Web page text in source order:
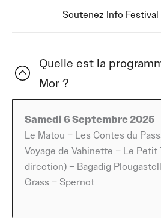
Plougastel, le festival de musique
continuité d’un événement
et grands peuvent profiter de la
ambiance conviviale portée par
de parents organisateurs et
Côté scène, Fest Ar Mor mise
richesse des styles pour offrir
accessibles à tous. La journée
Les Contes du Passage, Le
Soutenez Info
Quelle est la
Mor ?
Samedi 6 Septembre 2025
Le Matou – Les Contes du
Voyage de Vahinette – Le Petit
direction) – Bagadig
Grass – Spernot